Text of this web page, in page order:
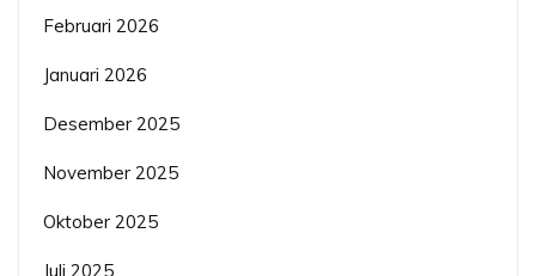
Februari 2026
Januari 2026
Desember 2025
November 2025
Oktober 2025
Juli 2025